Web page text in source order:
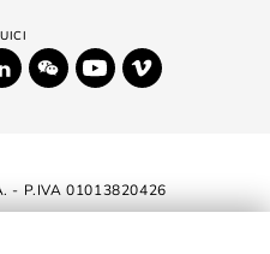
- P.IVA 01013820426
ACCESSIBILITÀ